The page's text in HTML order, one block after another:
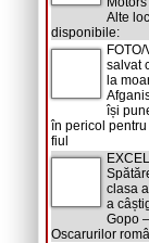
Alte
disponibile:
salvat
la
își
în pericol
fiul
clasa
a
Gopo
Oscarurilor